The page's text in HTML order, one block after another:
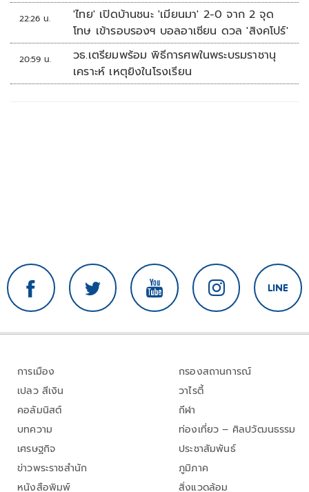
22:26 น.
'ไทย' เปิดบ้านชนะ 'เมียนมา' 2-0 จาก 2 จุด
โทษ เข้ารอบรองฯ บอลอาเซียน ดวล 'สิงคโปร์'
20:59 น.
วธ.เตรียมพร้อม พิธีการศพในพระบรมราชานุ
เคราะห์ เหตุยิงในโรงเรียน
การเมือง
เปลว สีเงิน
คอลัมนิสต์
บทความ
เศรษฐกิจ
ข่าวพระราชสำนัก
หนังสือพิมพ์
กรองสถานการณ์
วาไรตี้
กีฬา
ท่องเที่ยว – ศิลปวัฒนธรรม
ประชาสัมพันธ์
ภูมิภาค
สิ่งแวดล้อม